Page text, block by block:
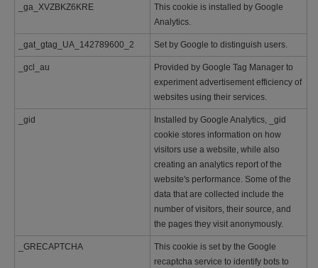
_ga_XVZBKZ6KRE
This cookie is installed by Google
Analytics.
_gat_gtag_UA_142789600_2 Set by Google to distinguish users.
_gcl_au
Provided by Google Tag Manager to
experiment advertisement efficiency of
websites using their services.
_gid
Installed by Google Analytics, _gid
cookie stores information on how
visitors use a website, while also
creating an analytics report of the
website's performance. Some of the
data that are collected include the
number of visitors, their source, and
the pages they visit anonymously.
_GRECAPTCHA
This cookie is set by the Google
recaptcha service to identify bots to